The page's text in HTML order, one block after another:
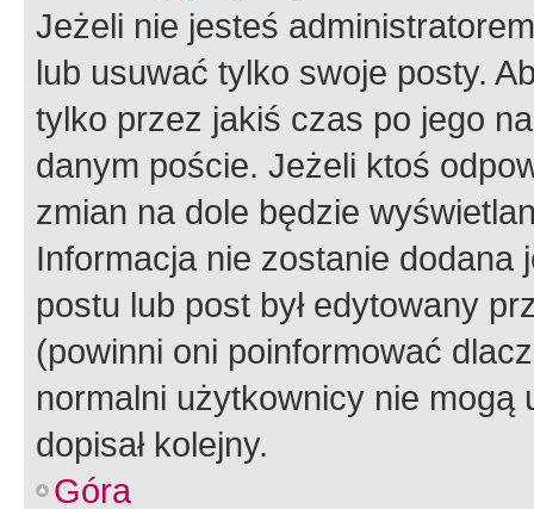
Jeżeli nie jesteś
lub usuwać tylko swoje posty.
tylko przez jakiś czas po jego
danym poście. Jeżeli ktoś
zmian na dole będzie
Informacja nie zostanie dodana
postu lub post był edytowany
(powinni oni poinformować
normalni użytkownicy nie
dopisał kolejny.
Góra